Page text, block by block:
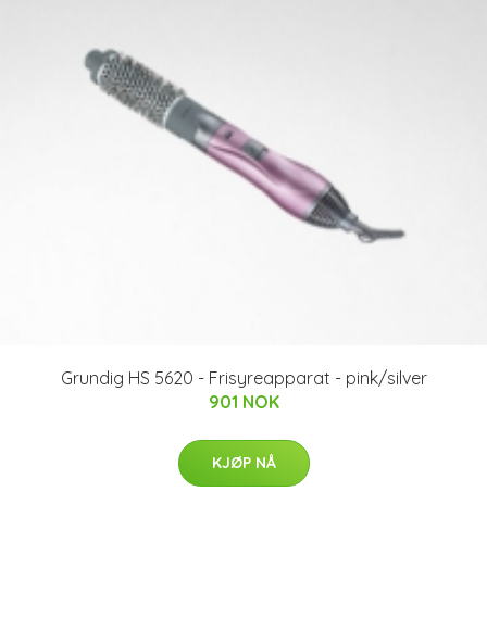
Grundig HS 5620 - Frisyreapparat - pink/silver
901 NOK
KJØP NÅ